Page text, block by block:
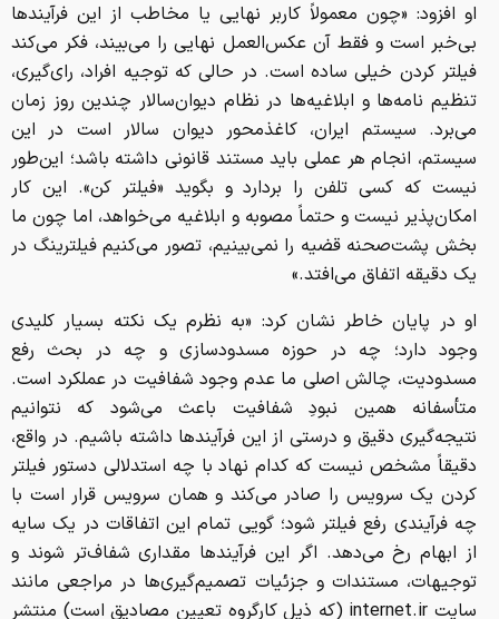
او افزود: «چون معمولاً کاربر نهایی یا مخاطب از این فرآیندها
بی‌خبر است و فقط آن عکس‌العمل نهایی را می‌بیند، فکر می‌کند
فیلتر کردن خیلی ساده است. در حالی که توجیه افراد، رای‌گیری،
تنظیم نامه‌ها و ابلاغیه‌ها در نظام دیوان‌سالار چندین روز زمان
می‌برد. سیستم ایران، کاغذمحور دیوان سالار است در این
سیستم، انجام هر عملی باید مستند قانونی داشته باشد؛ این‌طور
نیست که کسی تلفن را بردارد و بگوید «فیلتر کن». این کار
امکان‌پذیر نیست و حتماً مصوبه و ابلاغیه می‌خواهد، اما چون ما
بخش پشت‌صحنه قضیه را نمی‌بینیم، تصور می‌کنیم فیلترینگ در
یک دقیقه اتفاق می‌افتد.»
او در پایان خاطر نشان کرد: «به نظرم یک نکته بسیار کلیدی
وجود دارد؛ چه در حوزه مسدودسازی و چه در بحث رفع
مسدودیت، چالش اصلی ما عدم وجود شفافیت در عملکرد است.
متأسفانه همین نبودِ شفافیت باعث می‌شود که نتوانیم
نتیجه‌گیری دقیق و درستی از این فرآیندها داشته باشیم. در واقع،
دقیقاً مشخص نیست که کدام نهاد با چه استدلالی دستور فیلتر
کردن یک سرویس را صادر می‌کند و همان سرویس قرار است با
چه فرآیندی رفع فیلتر شود؛ گویی تمام این اتفاقات در یک سایه
از ابهام رخ می‌دهد. اگر این فرآیندها مقداری شفاف‌تر شوند و
توجیهات، مستندات و جزئیات تصمیم‌گیری‌ها در مراجعی مانند
سایت internet.ir (که ذیل کارگروه تعیین مصادیق است) منتشر